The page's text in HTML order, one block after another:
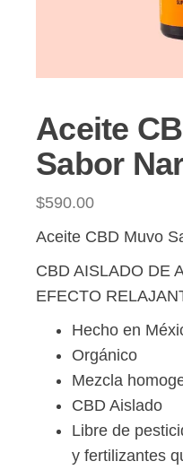
Aceite
Sabor
$590.00
Aceite CBD Muvo
CBD AISLADO DE
EFECTO
Hecho en
Orgánico
Mezcla
CBD Aislado
Libre de
y fertilizantes